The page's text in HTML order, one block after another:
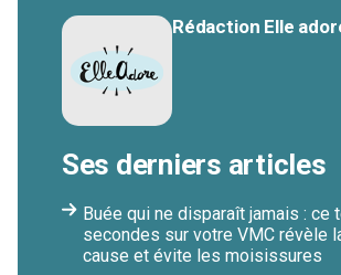
Rédaction Elle
Ses derniers articles
Buée qui ne disparaît jamais : ce
secondes sur votre VMC révèle
cause et évite les moisissures